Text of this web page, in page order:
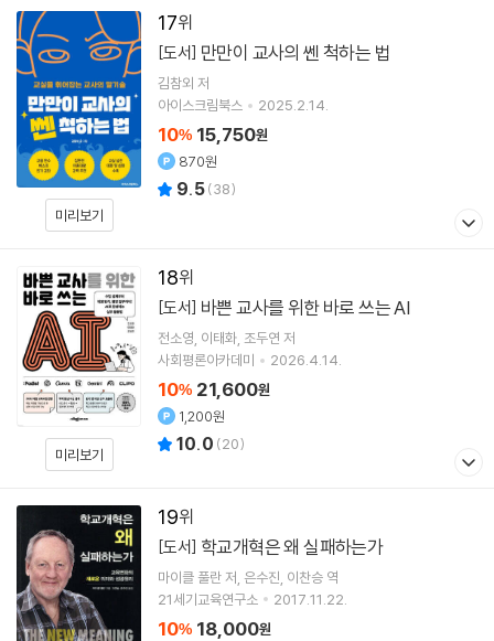
17
미리보기
[도서] 만만이 교사의 쎈 척하는 법
김참외 저
아이스크림북스
2025.2.14.
10% 15,750원
870원
9.5(38)
18
미리보기
[도서] 바쁜 교사를 위한 바로 쓰는 AI
전소영 이태화 조두연 저
사회평론아카데미
2026.4.14.
10% 21,600원
1,200원
10.0 (20)
19
[도서] 학교개혁은 왜 실패하는가
마이클 풀란저 은수진 이찬승 역
21세기교육연구소
2017.11.22.
10% 18,000원